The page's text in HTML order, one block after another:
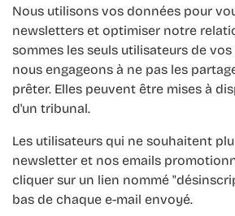
Nous utilisons vos données pour vous adresser des
newsletters et optimiser notre
sommes les seuls utilisateurs de
nous engageons à ne pas les
prêter. Elles peuvent être mises à
d'un tribunal.
Les utilisateurs qui ne souhaitent plus recevoir notre
newsletter et nos emails
cliquer sur un lien nommé
bas de chaque e-mail envoyé.